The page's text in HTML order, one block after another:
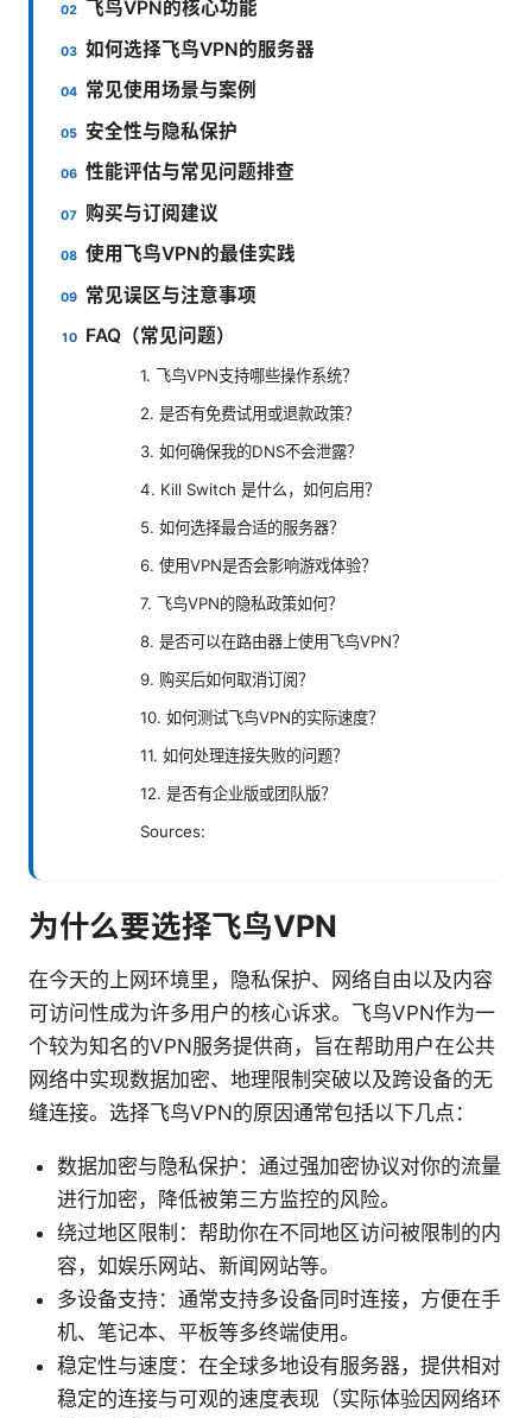
飞鸟VPN的核心功能
如何选择飞鸟VPN的服务器
常见使用场景与案例
安全性与隐私保护
性能评估与常见问题排查
购买与订阅建议
使用飞鸟VPN的最佳实践
常见误区与注意事项
FAQ（常见问题）
1. 飞鸟VPN支持哪些操作系统？
2. 是否有免费试用或退款政策？
3. 如何确保我的DNS不会泄露？
4. Kill Switch 是什么，如何启用？
5. 如何选择最合适的服务器？
6. 使用VPN是否会影响游戏体验？
7. 飞鸟VPN的隐私政策如何？
8. 是否可以在路由器上使用飞鸟VPN？
9. 购买后如何取消订阅？
10. 如何测试飞鸟VPN的实际速度？
11. 如何处理连接失败的问题？
12. 是否有企业版或团队版？
Sources:
为什么要选择飞鸟VPN
在今天的上网环境里，隐私保护、网络自由以及内容
可访问性成为许多用户的核心诉求。飞鸟VPN作为一
个较为知名的VPN服务提供商，旨在帮助用户在公共
网络中实现数据加密、地理限制突破以及跨设备的无
缝连接。选择飞鸟VPN的原因通常包括以下几点：
数据加密与隐私保护：通过强加密协议对你的流量
进行加密，降低被第三方监控的风险。
绕过地区限制：帮助你在不同地区访问被限制的内
容，如娱乐网站、新闻网站等。
多设备支持：通常支持多设备同时连接，方便在手
机、笔记本、平板等多终端使用。
稳定性与速度：在全球多地设有服务器，提供相对
稳定的连接与可观的速度表现（实际体验因网络环